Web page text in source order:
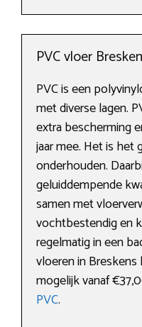
PVC vloer
PVC is een
met diverse lagen.
extra bescherming
jaar mee. Het is het
onderhouden.
geluiddempende
samen met
vochtbestendig en
regelmatig in een
vloeren in
mogelijk vanaf
PVC.